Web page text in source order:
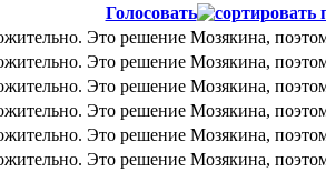
Голосовать
Это решение Мозякина,
Это решение Мозякина,
Это решение Мозякина,
Это решение Мозякина,
Это решение Мозякина,
Это решение Мозякина,